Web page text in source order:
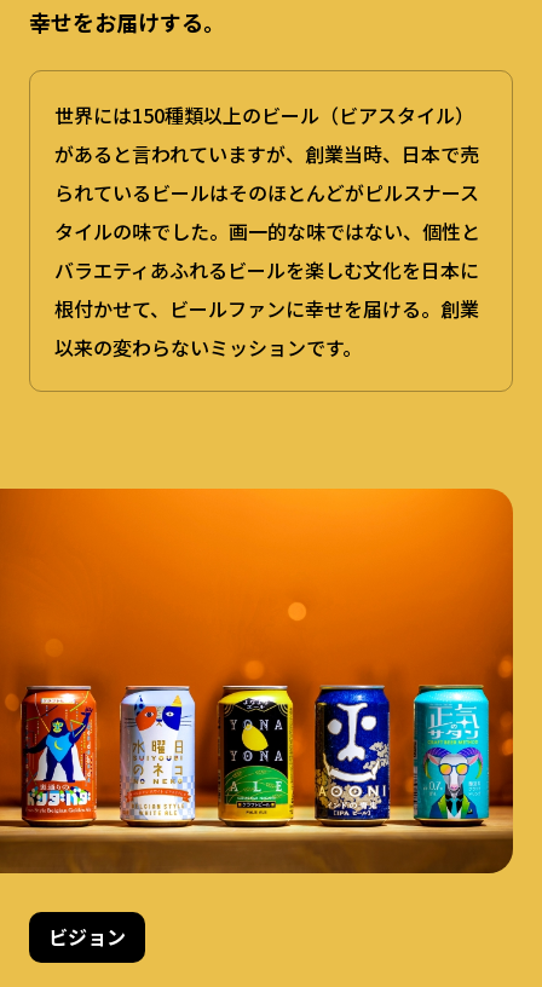
幸せをお届けする。
世界には150種類以上のビール（ビアスタイル）
があると言われていますが、創業当時、日本で売
られているビールはそのほとんどがピルスナース
タイルの味でした。画一的な味ではない、個性と
バラエティあふれるビールを楽しむ文化を日本に
根付かせて、ビールファンに幸せを届ける。創業
以来の変わらないミッションです。
ビジョン